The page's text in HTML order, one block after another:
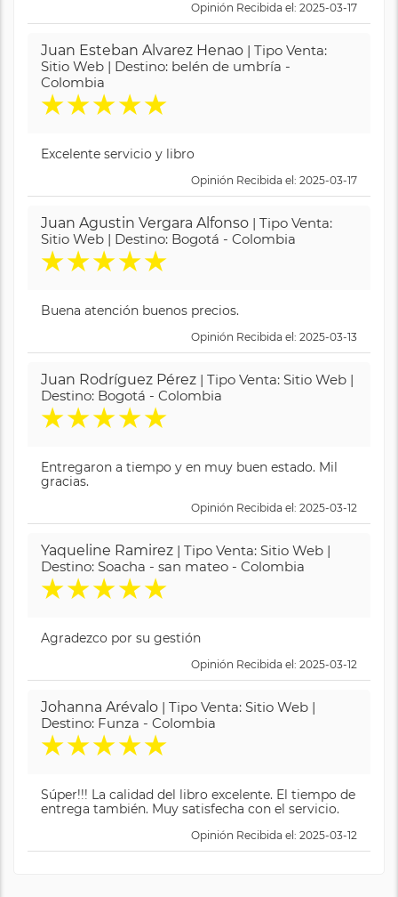
Opinión Recibida el: 2025-03-17
Juan Esteban Alvarez Henao | Tipo Venta:
Sitio Web | Destino: belén de umbría -
Colombia
★★★★★
Excelente servicio y libro
Opinión Recibida el: 2025-03-17
Juan Agustin Vergara Alfonso | Tipo Venta:
Sitio Web | Destino: Bogotá - Colombia
★★★★★
Buena atención buenos precios.
Opinión Recibida el: 2025-03-13
Juan Rodríguez Pérez | Tipo Venta: Sitio Web |
Destino: Bogotá - Colombia
★★★★★
Entregaron a tiempo y en muy buen estado. Mil
gracias.
Opinión Recibida el: 2025-03-12
Yaqueline Ramirez | Tipo Venta: Sitio Web |
Destino: Soacha - san mateo - Colombia
★★★★★
Agradezco por su gestión
Opinión Recibida el: 2025-03-12
Johanna Arévalo | Tipo Venta: Sitio Web |
Destino: Funza - Colombia
★★★★★
Súper!!! La calidad del libro excelente. El tiempo de
entrega también. Muy satisfecha con el servicio.
Opinión Recibida el: 2025-03-12